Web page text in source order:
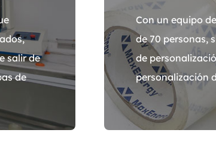
salir de
de
Con un equipo
de 70 personas,
de
personalización